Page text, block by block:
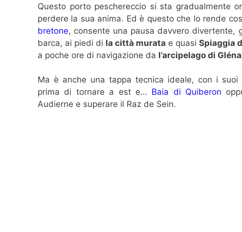
Questo porto peschereccio si sta gradualmente
perdere la sua anima. Ed è questo che lo rende
bretone, consente una pausa davvero divertente,
barca, ai piedi di la città murata e quasi Spiaggia
a poche ore di navigazione da l’arcipelago di
Ma è anche una tappa tecnica ideale, con i
prima di tornare a est e… Baia di Quiberon
Audierne e superare il Raz de Sein.